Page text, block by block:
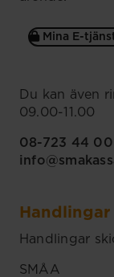
Mina E-
Du kan även
09.00-11.00
08-723 44 00
Handlingar
Handlingar
SMÅA